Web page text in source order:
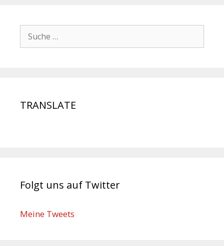
TRANSLATE
Folgt uns auf Twitter
Meine Tweets